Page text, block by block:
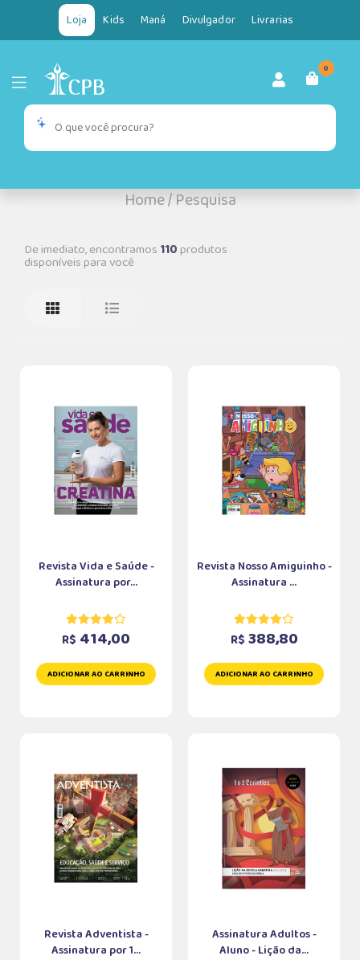
Loja Kids Maná Divulgador Livrarias
0
Home/Pesquisa
De imediato, encontramos 110produtos
disponíveis para você
Revista Vida e Saúde -
Assinatura por...
R$ 414,00
ADICIONAR AO CARRINHO
Revista Nosso Amiguinho -
Assinatura ...
R$ 388,80
ADICIONAR AO CARRINHO
Revista Adventista -
Assinatura por 1...
Assinatura Adultos -
Aluno - Lição da...